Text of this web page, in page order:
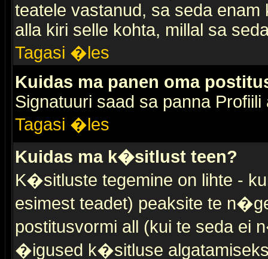
teatele vastanud, sa seda
alla kiri selle kohta, millal sa
Tagasi �les
Kuidas ma panen oma
Signatuuri saad sa panna Profiili
Tagasi �les
Kuidas ma k�sitlust teen?
K�sitluste tegemine on lihte -
esimest teadet) peaksite te
postitusvormi all (kui te seda ei
�igused k�sitluse